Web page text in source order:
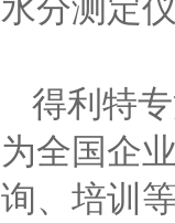
得利特
为全国企
询、培训